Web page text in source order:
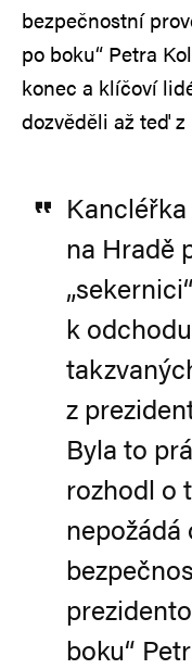
bezpečnostní
po boku“ Petra
konec a klíčoví
dozvěděli až teď z
na Hradě
k
z
Byla to
rozhodl o
boku“